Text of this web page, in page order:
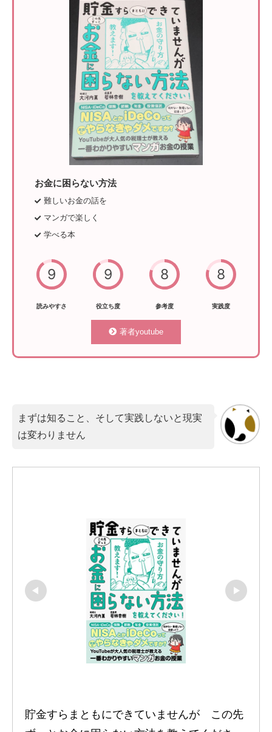
お金に困らない方法
難しいお金の話を
マンガで楽しく
学べる本
9
読みやすさ
9
役立ち度
8
参考度
8
実践度
著者youtube
まずは知ること、そして実践しないと現実
は変わりません
貯金すらまともにできていませんが　この先